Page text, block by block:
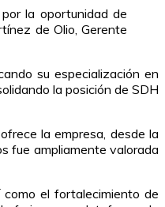
la oportunidad de
de Olio, Gerente
su especialización en
la posición de SDH
la empresa, desde la
fue ampliamente valorada
el fortalecimiento de